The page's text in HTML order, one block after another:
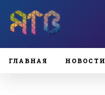
ГЛАВНАЯ НОВОСТИ